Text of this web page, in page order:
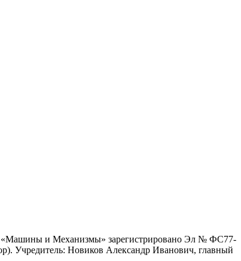
«Машины и Механизмы» зарегистрировано Эл № ФС77-
Учредитель: Новиков Александр Иванович, главный